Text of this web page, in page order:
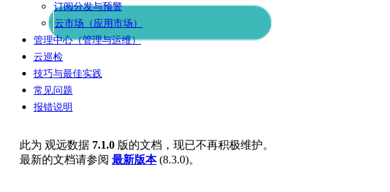
订阅分发与预警
云市场（应用市场）
管理中心（管理与运维）
云巡检
技巧与最佳实践
常见问题
报错说明
此为 观远数据 7.1.0 版的文档，现已不再积极维护。
最新的文档请参阅 最新版本(8.3.0)。